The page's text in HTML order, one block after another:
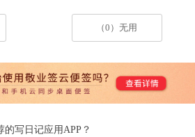
（0）无用
的写日记应用APP？